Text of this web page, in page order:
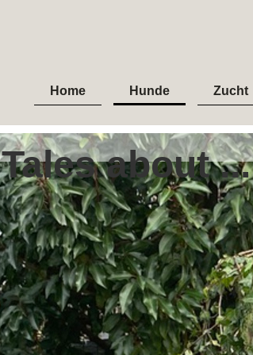
Home Hunde Zucht
Tales about ...